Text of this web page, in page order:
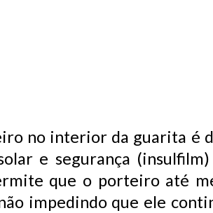
no interior da guarita é
e segurança
que o porteiro até
impedindo que ele